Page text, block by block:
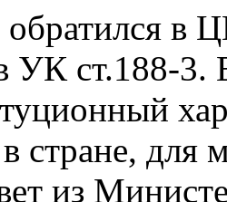
обратился
УК ст.188-3.
в стране,
из